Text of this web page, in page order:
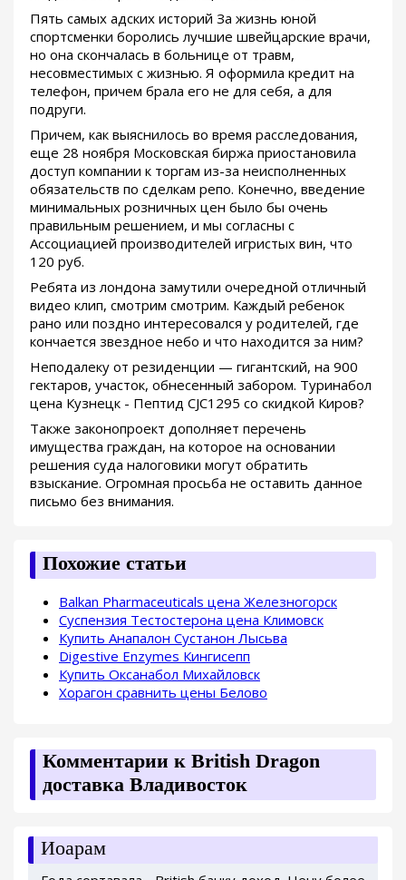
Пять самых адских историй За жизнь юной
спортсменки боролись лучшие швейцарские врачи,
но она скончалась в больнице от травм,
несовместимых с жизнью. Я оформила кредит на
телефон, причем брала его не для себя, а для
подруги.
Причем, как выяснилось во время расследования,
еще 28 ноября Московская биржа приостановила
доступ компании к торгам из-за неисполненных
обязательств по сделкам репо. Конечно, введение
минимальных розничных цен было бы очень
правильным решением, и мы согласны с
Ассоциацией производителей игристых вин, что
120 руб.
Ребята из лондона замутили очередной отличный
видео клип, смотрим смотрим. Каждый ребенок
рано или поздно интересовался у родителей, где
кончается звездное небо и что находится за ним?
Неподалеку от резиденции — гигантский, на 900
гектаров, участок, обнесенный забором. Туринабол
цена Кузнецк - Пептид CJC1295 со скидкой Киров?
Также законопроект дополняет перечень
имущества граждан, на которое на основании
решения суда налоговики могут обратить
взыскание. Огромная просьба не оставить данное
письмо без внимания.
Похожие статьи
Balkan Pharmaceuticals цена Железногорск
Суспензия Тестостерона цена Климовск
Купить Анапалон Сустанон Лысьва
Digestive Enzymes Кингисепп
Купить Оксанабол Михайловск
Хорагон сравнить цены Белово
Комментарии к British Dragon
доставка Владивосток
Иоарам